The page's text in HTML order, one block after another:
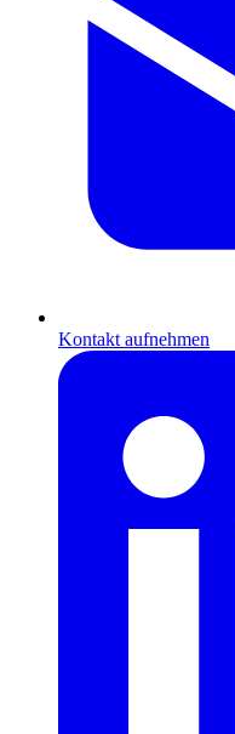
Kontakt aufnehmen